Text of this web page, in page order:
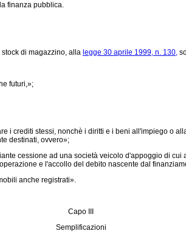
finanza pubblica.
di magazzino, alla legge 30 aprile 1999, n. 130,
futuri,»;
crediti stessi, nonchè i diritti e i beni all'impiego o
destinati, ovvero»;
cessione ad una società veicolo d'appoggio di
e l'accollo del debito nascente dal
anche registrati».
Capo III
Semplificazioni